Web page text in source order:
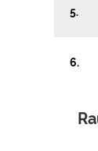
5
6